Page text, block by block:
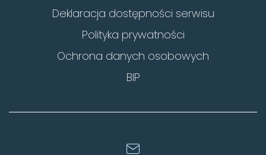
Deklaracja dostępności serwisu
Polityka prywatności
Ochrona danych osobowych
BIP